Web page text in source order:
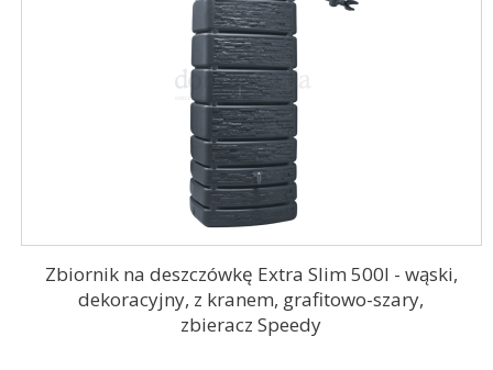
Zbiornik na deszczówkę Extra Slim 500l - wąski,
dekoracyjny, z kranem, grafitowo-szary,
zbieracz Speedy